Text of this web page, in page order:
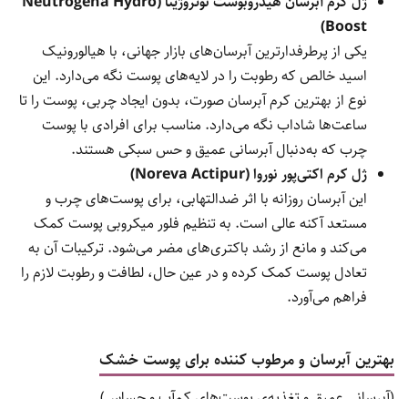
Boost)
یکی از پرطرفدارترین آبرسان‌های بازار جهانی، با هیالورونیک
اسید خالص که رطوبت را در لایه‌های پوست نگه می‌دارد. این
نوع از بهترین کرم آبرسان صورت، بدون ایجاد چربی، پوست را تا
ساعت‌ها شاداب نگه می‌دارد. مناسب برای افرادی با پوست
چرب که به‌دنبال آبرسانی عمیق و حس سبکی هستند.
ژل کرم اکتی‌پور نوروا (Noreva Actipur)
این آبرسان روزانه با اثر ضدالتهابی، برای پوست‌های چرب و
مستعد آکنه عالی است. به تنظیم فلور میکروبی پوست کمک
می‌کند و مانع از رشد باکتری‌های مضر می‌شود. ترکیبات آن به
تعادل پوست کمک کرده و در عین حال، لطافت و رطوبت لازم را
فراهم می‌آورد.
بهترین آبرسان و مرطوب کننده برای پوست خشک